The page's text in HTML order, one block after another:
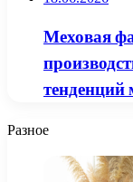
Меховая
тенденций
Разное